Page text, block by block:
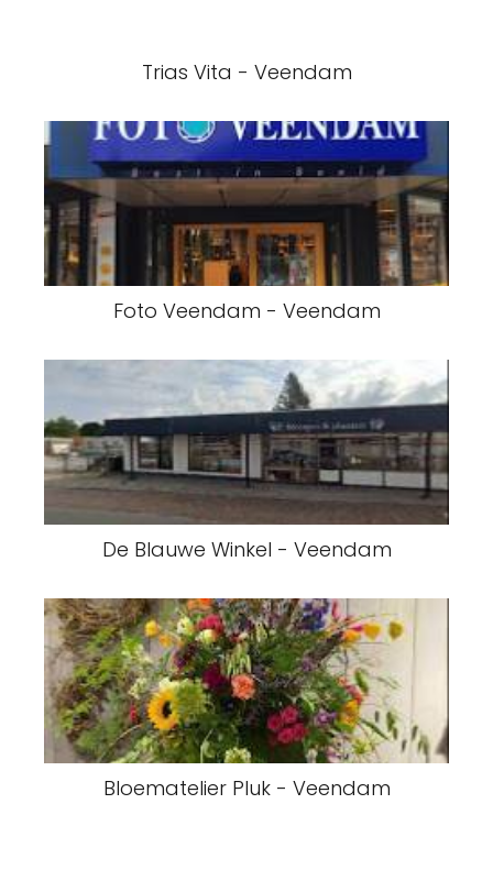
Trias Vita - Veendam
Foto Veendam - Veendam
De Blauwe Winkel - Veendam
Bloematelier Pluk - Veendam